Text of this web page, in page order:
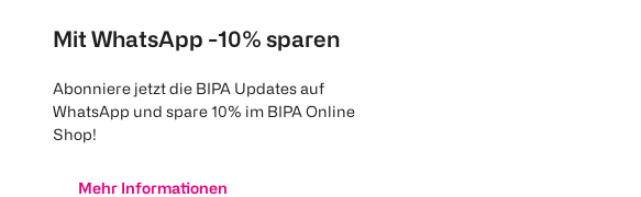
Mit WhatsApp -10% sparen
Abonniere jetzt die BIPA Updates auf
WhatsApp und spare 10% im BIPA Online
Shop!
Mehr Informationen